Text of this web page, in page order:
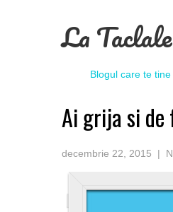
La Taclale
Blogul care te
Ai grija si
decembrie 22, 2015 |